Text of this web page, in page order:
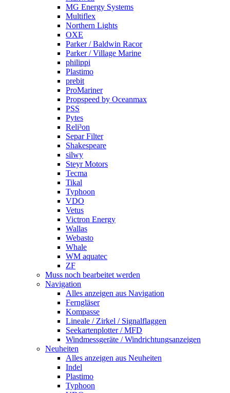
MG Energy Systems
Multiflex
Northern Lights
OXE
Parker / Baldwin Racor
Parker / Village Marine
philippi
Plastimo
prebit
ProMariner
Propspeed by Oceanmax
PSS
Pytes
Reli³on
Separ Filter
Shakespeare
silwy
Steyr Motors
Tecma
Tikal
Typhoon
VDO
Vetus
Victron Energy
Wallas
Webasto
Whale
WM aquatec
ZF
Muss noch bearbeitet werden
Navigation
Alles anzeigen aus Navigation
Ferngläser
Kompasse
Lineale / Zirkel / Signalflaggen
Seekartenplotter / MFD
Windmessgeräte / Windrichtungsanzeigen
Neuheiten
Alles anzeigen aus Neuheiten
Indel
Plastimo
Typhoon